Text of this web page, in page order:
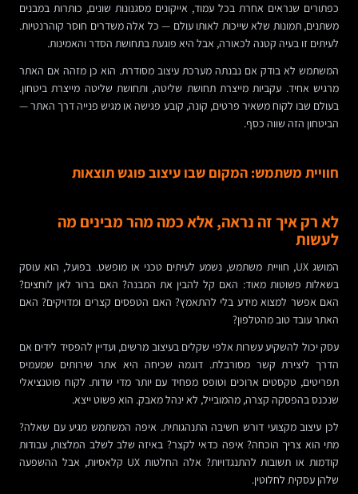
כפתורים שנראים אחרת בכל עמוד, אייקונים מסגנונות שונים, כותרות במבנים
משתנים, תמונות שלא שייכות לאותו עולם — כל אלה משדרים חוסר קוהרנטיות.
לעיתים זו בעיה קטנה לכאורה, אבל היא פוגעת בתחושת הסדר והאמינות.
המשתמש לא בודק אם נבנתה מערכת עיצוב מסודרת. הוא כן מזהה אם האתר
מרגיש אחיד. עקביות מייצרת תחושת שליטה, ותחושת שליטה מייצרת ביטחון.
בעולם שבו לקוח משאיר פרטים, קונה, קובע פגישה או מגיש פנייה דרך האתר —
הביטחון הזה שווה כסף.
חוויית משתמש: המקום שבו עיצוב פוגש תוצאות
לא רק איך זה נראה, אלא כמה מהר מבינים מה
לעשות
המושג UX, חוויית משתמש, נשמע לעיתים טכני או מופשט. בפועל, הוא עוסק
בשאלות פשוטות מאוד: האם קל להבין את המבנה? האם ברור לאן לוחצים?
האם אפשר למצוא מידע בלי להתאמץ? האם הטפסים קצרים ומדויקים? האם
האתר עובד טוב מהטלפון?
עסק יכול להשקיע עשרות אלפי שקלים בעיצוב מרשים, ועדיין להפסיד לידים אם
הדרך ליצירת קשר מסורבלת. דוגמה שכיחה היא אתר שירותים שמעמיס
תפריטים, טקסטים ארוכים וטופס מפחיד עם יותר מדי שדות. לקוח פוטנציאלי
שנכנס בהפסקה קצרה, מהמובייל, לא ינהל מאבק. הוא פשוט ייצא.
לכן עיצוב מקצועי דורש חשיבה התנהגותית. איפה המשתמש מגיע עם שאלה?
מתי הוא צריך הוכחה? איפה כדאי לקצר? באיזה שלב לשלב המלצות, עבודות
קודמות או תשובות להתנגדויות? אלה החלטות UX קלאסיות, אבל ההשפעה
שלהן עסקית לחלוטין.